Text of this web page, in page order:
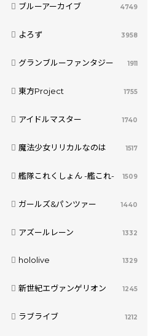
ブルーアーカイブ 4749
よろず 3958
グランブルーファンタジー 1911
東方Project 1755
アイドルマスター 1740
魔法少女リリカルなのは 1517
艦隊これくしょん -艦これ- 1509
ガールズ&パンツァー 1440
アズールレーン 1332
hololive 1329
新世紀エヴァンゲリオン 1245
ラブライブ 1212